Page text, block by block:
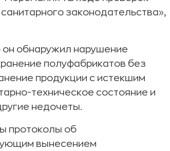
законодательства»,
он обнаружил нарушение
полуфабрикатов без
продукции с истекшим
техническое состояние и
недочеты.
протоколы об
вынесением